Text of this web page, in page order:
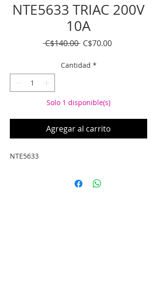
NTE5633 TRIAC 200V
10A
C$140.00 Precio
C$70.00Precio
Cantidad *
Solo 1 disponible(s)
Agregar al carrito
NTE5633